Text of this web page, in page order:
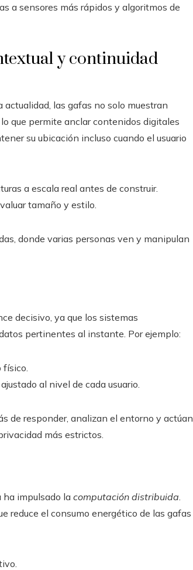
a sensores más rápidos y algoritmos de
y continuidad
actualidad, las gafas no solo muestran
que permite anclar contenidos digitales
su ubicación incluso cuando el usuario
a escala real antes de construir.
tamaño y estilo.
donde varias personas ven y manipulan
decisivo, ya que los sistemas
pertinentes al instante. Por ejemplo:
al nivel de cada usuario.
de responder, analizan el entorno y actúan
más estrictos.
ha impulsado lacomputación distribuida
reduce el consumo energético de las gafas